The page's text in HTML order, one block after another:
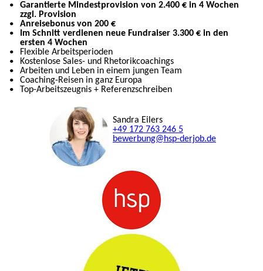
Garantierte Mindestprovision von 2.400 € in 4 Wochen
zzgl. Provision
Anreisebonus von 200 €
Im Schnitt verdienen neue Fundraiser 3.300 € in den
ersten 4 Wochen
Flexible Arbeitsperioden
Kostenlose Sales- und Rhetorikcoachings
Arbeiten und Leben in einem jungen Team
Coaching-Reisen in ganz Europa
Top-Arbeitszeugnis + Referenzschreiben
Sandra Eilers
+49 172 763 246 5
bewerbung@hsp-derjob.de